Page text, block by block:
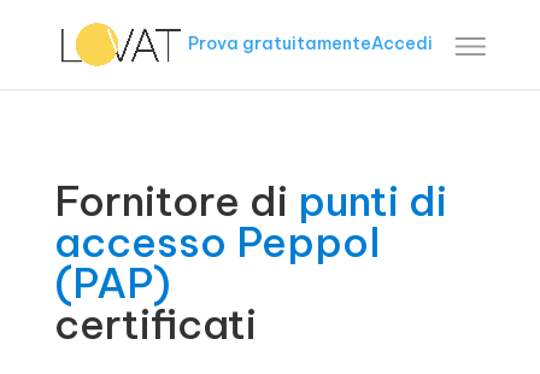
Prova gratuitamenteAccedi
Fornitore di punti di
accesso Peppol
(PAP)
certificati